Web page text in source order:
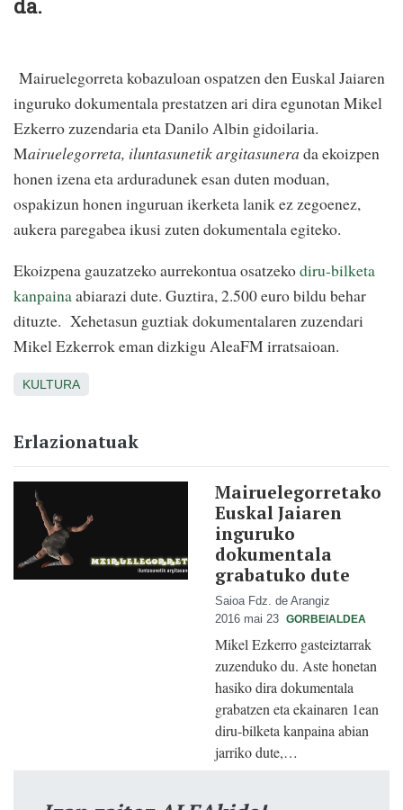
da.
Mairuelegorreta kobazuloan ospatzen den Euskal Jaiaren
inguruko dokumentala prestatzen ari dira egunotan Mikel
Ezkerro zuzendaria eta Danilo Albin gidoilaria.
Mairuelegorreta, iluntasunetikargitasunera da ekoizpen
honen izena eta arduradunek esan duten moduan,
ospakizun honen inguruan ikerketa lanik ez zegoenez,
aukera paregabea ikusi zuten dokumentala egiteko.
Ekoizpena gauzatzeko aurrekontua osatzekodiru-bilketa
kanpainaabiarazi dute. Guztira, 2.500 euro bildu behar
dituzte. Xehetasun guztiak dokumentalaren zuzendari
Mikel Ezkerrok eman dizkigu AleaFM irratsaioan.
KULTURA
Erlazionatuak
Mairuelegorretako
Euskal Jaiaren
inguruko
dokumentala
grabatuko dute
Saioa Fdz. de Arangiz
2016 mai 23 GORBEIALDEA
Mikel Ezkerro gasteiztarrak
zuzenduko du. Aste honetan
hasiko dira dokumentala
grabatzen eta ekainaren 1ean
diru-bilketa kanpaina abian
jarriko dute,…